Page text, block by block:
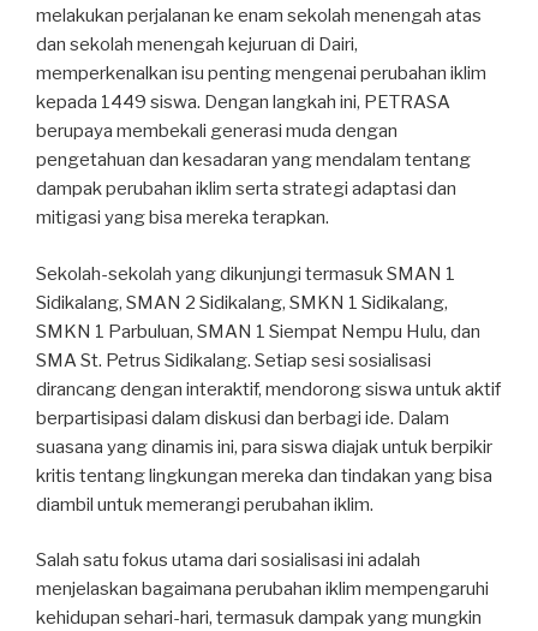
melakukan perjalanan ke enam sekolah menengah atas
dan sekolah menengah kejuruan di Dairi,
memperkenalkan isu penting mengenai perubahan iklim
kepada 1449 siswa. Dengan langkah ini, PETRASA
berupaya membekali generasi muda dengan
pengetahuan dan kesadaran yang mendalam tentang
dampak perubahan iklim serta strategi adaptasi dan
mitigasi yang bisa mereka terapkan.
Sekolah-sekolah yang dikunjungi termasuk SMAN 1
Sidikalang, SMAN 2 Sidikalang, SMKN 1 Sidikalang,
SMKN 1 Parbuluan, SMAN 1 Siempat Nempu Hulu, dan
SMA St. Petrus Sidikalang. Setiap sesi sosialisasi
dirancang dengan interaktif, mendorong siswa untuk aktif
berpartisipasi dalam diskusi dan berbagi ide. Dalam
suasana yang dinamis ini, para siswa diajak untuk berpikir
kritis tentang lingkungan mereka dan tindakan yang bisa
diambil untuk memerangi perubahan iklim.
Salah satu fokus utama dari sosialisasi ini adalah
menjelaskan bagaimana perubahan iklim mempengaruhi
kehidupan sehari-hari, termasuk dampak yang mungkin